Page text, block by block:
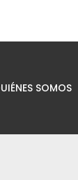
SOMOS